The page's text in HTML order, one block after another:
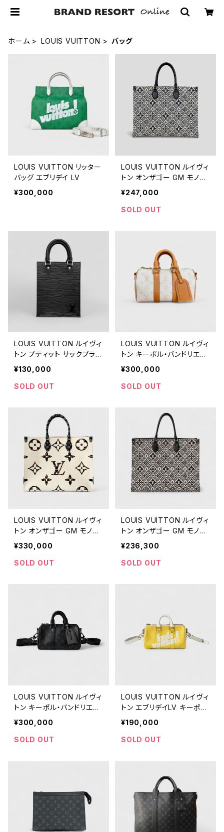
ホーム LOUIS VUITTON バッグ
LOUIS VUITTON リッター
バッグ エブリデイ LV
¥300,000
LOUIS VUITTON ルイヴィ
トン オンザゴー GM モノグ
ラム・ジャガード Since185
4 M57207
¥247,000
SOLD OUT
LOUIS VUITTON ルイヴィ
トン プティット サックプラ
エピ ブラック シルバー
¥130,000
SOLD OUT
LOUIS VUITTON ルイヴィ
トン キーポル・バンドリエー
ル 25 モノグラム・ヘリテー
¥300,000
SOLD OUT
LOUIS VUITTON ルイヴィ
トン オンザゴー GM モノグ
ラム・ジャングル
¥330,000
SOLD OUT
LOUIS VUITTON ルイヴィ
トン オンザゴー GM モノグ
ラム・ジャガード Since185
¥236,300
SOLD OUT
LOUIS VUITTON ルイヴィ
トン キーポル・バンドリエー
ル 25 モノグラム・エクリプ
¥300,000
SOLD OUT
LOUIS VUITTON ルイヴィ
トン エブリデイLV キーポル
XS
¥190,000
SOLD OUT